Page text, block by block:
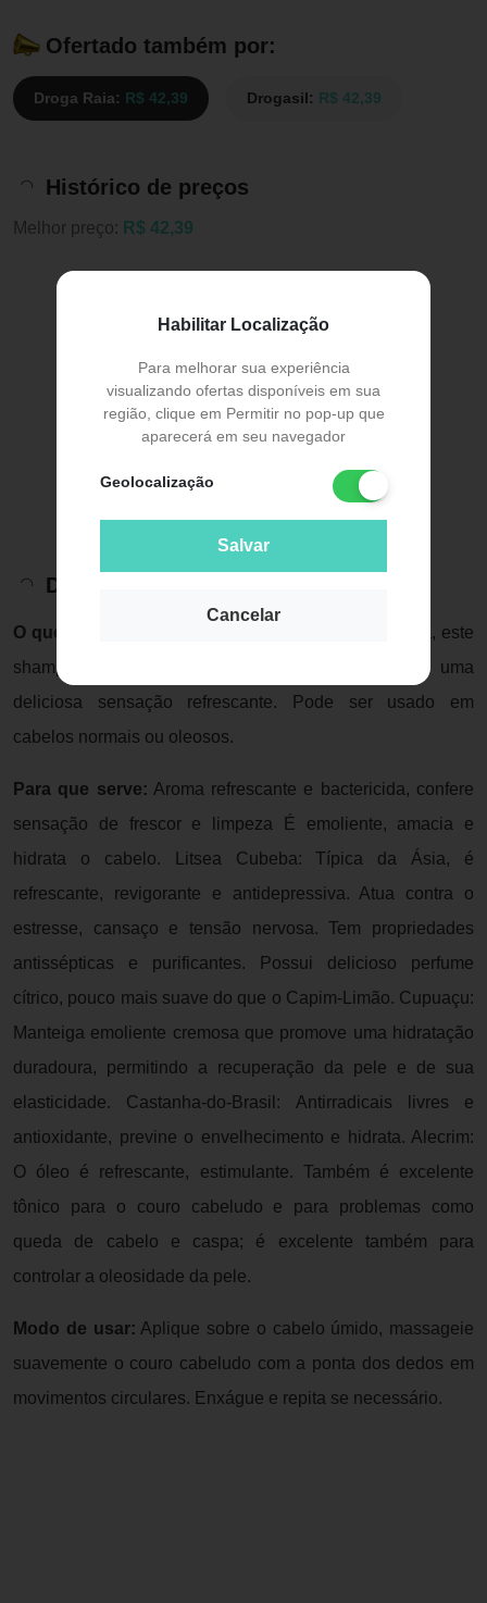
Habilitar Localização
Para melhorar sua experiência
visualizando ofertas disponíveis em sua
região, clique em Permitir no pop-up que
aparecerá em seu navegador
Geolocalização
Salvar
Cancelar
Ofertado também por:
Droga Raia: R$ 42,39 Drogasil: R$ 42,39
Histórico de preços
Melhor preço: R$ 42,39
Descrição do Produto
O que é:
Formulado a partir do óleo de lítsea cubeba, este
shampoo lava e hidrata seu cabelo, promovendo uma
deliciosa sensação refrescante. Pode ser usado em
cabelos normais ou oleosos.
Para que serve: Aroma refrescante e bactericida, confere
sensação de frescor e limpeza É emoliente, amacia e
hidrata o cabelo. Litsea Cubeba: Típica da Ásia, é
refrescante, revigorante e antidepressiva. Atua contra o
estresse, cansaço e tensão nervosa. Tem propriedades
antissépticas e purificantes. Possui delicioso perfume
cítrico, pouco mais suave do que o Capim-Limão. Cupuaçu:
Manteiga emoliente cremosa que promove uma hidratação
duradoura, permitindo a recuperação da pele e de sua
elasticidade. Castanha-do-Brasil: Antirradicais livres e
antioxidante, previne o envelhecimento e hidrata. Alecrim:
O óleo é refrescante, estimulante. Também é excelente
tônico para o couro cabeludo e para problemas como
queda de cabelo e caspa; é excelente também para
controlar a oleosidade da pele.
Modo de usar: Aplique sobre o cabelo úmido, massageie
suavemente o couro cabeludo com a ponta dos dedos em
movimentos circulares. Enxágue e repita se necessário.